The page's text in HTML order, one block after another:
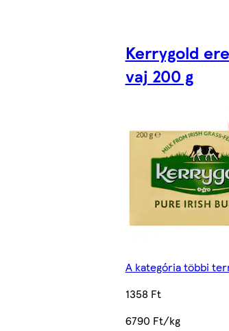
Kerrygold
vaj 200 g
A kategória többi
1358 Ft
6790 Ft/kg